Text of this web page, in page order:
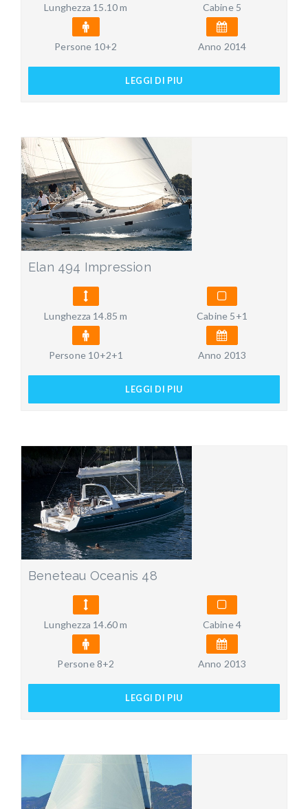
Lunghezza 15.10 m Cabine 5
Persone 10+2 Anno 2014
LEGGI DI PIU
Elan 494 Impression
Lunghezza 14.85 m Cabine 5+1
Persone 10+2+1 Anno 2013
LEGGI DI PIU
Beneteau Oceanis 48
Lunghezza 14.60 m Cabine 4
Persone 8+2 Anno 2013
LEGGI DI PIU